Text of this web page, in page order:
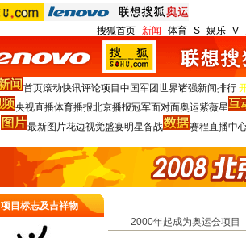
搜狐首页-新闻 -体育-S-娱乐-V-
首页滚动快讯评论项目 中国军团世界诸强新闻排行
央视直播体育播报北京播报冠军面对面奥运紫薇星
最新图片花边视觉盛宴明星备战 赛程直播中
项目标志及吉祥物
2000年起成为奥运会项目